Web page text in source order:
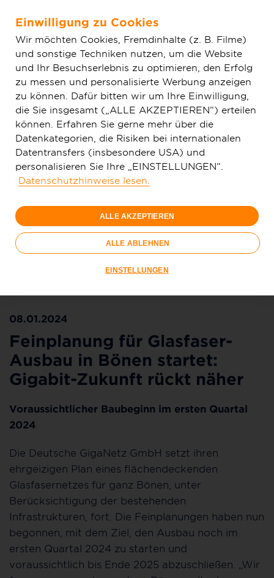
Zum Hauptinhalt springen
Aktuelles
Ausbau in Bönen startet: Gigabit-Zukunft rückt näher
Die Detailplanungen für den Glasfaserausbau in Bönen
08.01.2024
Feinplanung für Glasfaser-
Ausbau in Bönen startet:
Gigabit-Zukunft rückt näher
Voraussichtlicher Baubeginn im ersten Quartal
2024
Die Deutsche GigaNetz GmbH setzt ihren
ehrgeizigen Plan eines flächendeckenden
Glasfasernetzes für ganz Bönen, unter
Berücksichtigung der bestehenden
Infrastrukturen, fort. Die Feinplanungen haben nun
begonnen, mit dem Ziel, den Ausbau noch im
ersten Quartal 2024 zu starten und
voraussichtlich bis Ende 2025 abzuschließen. „Wir
Einwilligung zu Cookies
Wir möchten Cookies, Fremdinhalte (z. B. Filme)
und sonstige Techniken nutzen, um die Website
und Ihr Besuchserlebnis zu optimieren, den Erfolg
zu messen und personalisierte Werbung anzeigen
zu können. Dafür bitten wir um Ihre Einwilligung,
die Sie insgesamt („ALLE AKZEPTIEREN“) erteilen
können. Erfahren Sie gerne mehr über die
Datenkategorien, die Risiken bei internationalen
Datentransfers (insbesondere USA) und
personalisieren Sie Ihre „EINSTELLUNGEN“.
Datenschutzhinweise lesen.
ALLE AKZEPTIEREN
ALLE ABLEHNEN
EINSTELLUNGEN